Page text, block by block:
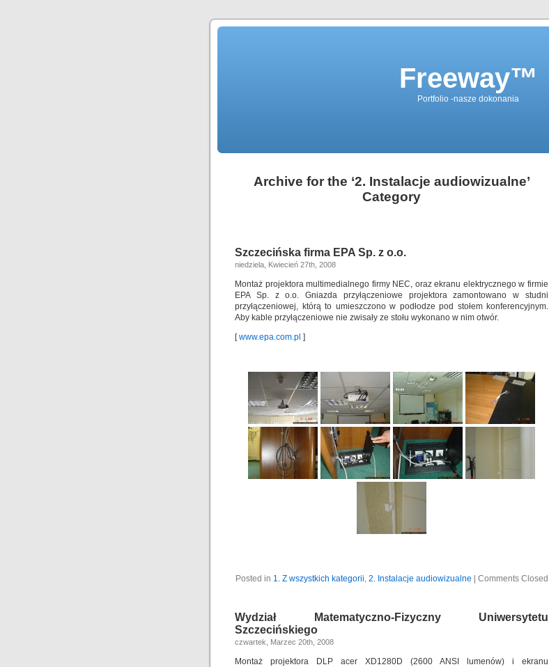
Freeway™
Portfolio -nasze dokonania
Archive for the ‘2. Instalacje audiowizualne’
Category
Szczecińska firma EPA Sp. z o.o.
niedziela, Kwiecień 27th, 2008
Montaż projektora multimedialnego firmy NEC, oraz ekranu elektrycznego w firmie
EPA Sp. z o.o. Gniazda przyłączeniowe projektora zamontowano w studni
przyłączeniowej, którą to umieszczono w podłodze pod stołem konferencyjnym.
Aby kable przyłączeniowe nie zwisały ze stołu wykonano w nim otwór.
[www.epa.com.pl ]
Posted in 1. Z wszystkich kategorii, 2. Instalacje audiowizualne Comments Closed
Wydział Matematyczno-Fizyczny Uniwersytetu
Szczecińskiego
czwartek, Marzec 20th, 2008
Montaż projektora DLP acer XD1280D (2600 ANSI lumenów) i ekranu